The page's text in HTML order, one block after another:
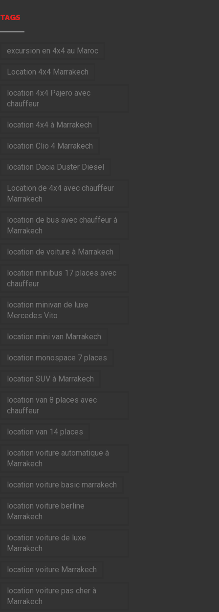
TAGS
excursion en 4x4 au Maroc
Location 4x4 Marrakech
location 4x4 Pajero avec
chauffeur
location 4x4 à Marrakech
location Clio 4 Marrakech
location Dacia Duster Diesel
Location de 4x4 avec chauffeur
Marrakech
location de bus avec chauffeur à
Marrakech
location de voiture à Marrakech
location minibus 17 places avec
chauffeur
location minivan de luxe
Mercedes Vito
location mini van Marrakech
location monospace 7 places
location SUV à Marrakech
location van 8 places avec
chauffeur
location van 14 places
location voiture automatique à
Marrakech
location voiture basic marrakech
location voiture berline
Marrakech
location voiture de luxe
Marrakech
location voiture Marrakech
location voiture pas cher à
Marrakech